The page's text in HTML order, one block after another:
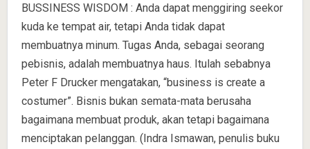
BUSSINESS WISDOM : Anda dapat menggiring seekor
kuda ke tempat air, tetapi Anda tidak dapat
membuatnya minum. Tugas Anda, sebagai seorang
pebisnis, adalah membuatnya haus. Itulah sebabnya
Peter F Drucker mengatakan, “business is create a
costumer”. Bisnis bukan semata-mata berusaha
bagaimana membuat produk, akan tetapi bagaimana
menciptakan pelanggan. (Indra Ismawan, penulis buku